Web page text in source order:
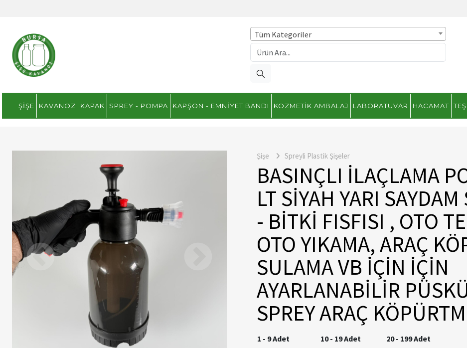
Tüm Kategoriler
ŞIŞE KAVANOZ KAPAK SPREY - POMPA KAPŞON - EMNIYET BANDI KOZMETIK AMBALAJ LABORATUVAR HACAMAT
Şişe Spreyli Plastik Şişeler
BASINÇLI İLAÇLAMA
LT SİYAH YARI
- BİTKİ FISFISI , OTO
OTO YIKAMA, ARAÇ
SULAMA VB İÇİN İÇİN
AYARLANABİLİR
SPREY ARAÇ
1 - 9 Adet 10 - 19 Adet 20 - 199 Adet